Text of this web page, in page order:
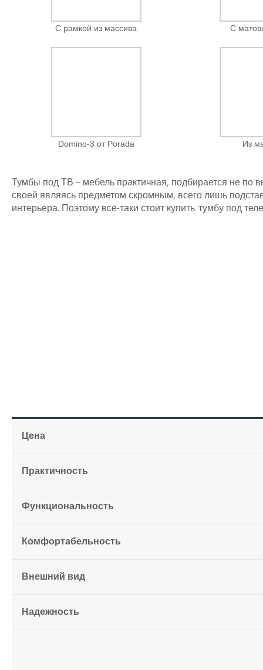
С рамкой из массива С
Domino-3 от Porada Из
Тумбы под ТВ – мебель практичная, подбирается не по
своей являясь предметом скромным, всего лишь
интерьера. Поэтому все-таки стоит купить тумбу под
Цена
Практичность
Функциональность
Комфортабельность
Внешний вид
Надежность